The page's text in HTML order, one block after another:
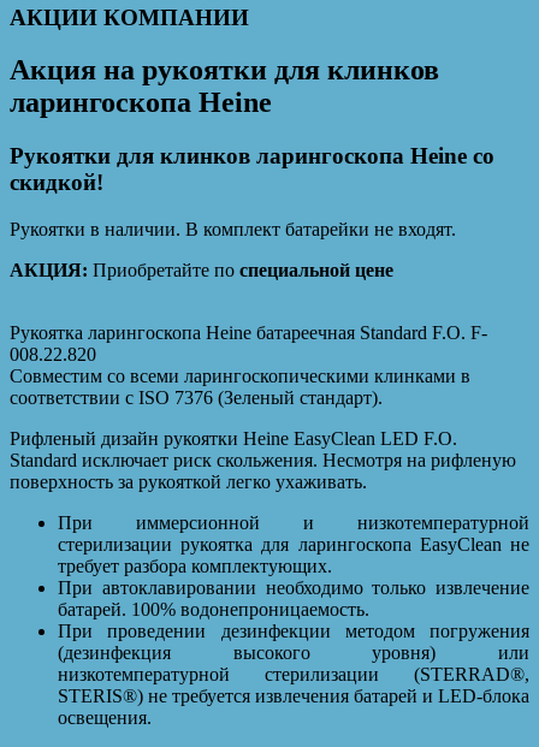
АКЦИИ КОМПАНИИ
Акция на рукоятки для клинков
ларингоскопа Heine
Рукоятки для клинков ларингоскопа Heine со
скидкой!
Рукоятки в наличии. В комплект батарейки не входят.
АКЦИЯ: Приобретайте по специальной цене
Рукоятка ларингоскопа Heine батареечная Standard F.O. F-
008.22.820
Совместим со всеми ларингоскопическими клинками в
соответствии с ISO 7376 (Зеленый стандарт).
Рифленый дизайн рукоятки Heine EasyClean LED F.O.
Standard исключает риск скольжения. Несмотря на рифленую
поверхность за рукояткой легко ухаживать.
При иммерсионной и низкотемпературной
стерилизации рукоятка для ларингоскопа EasyClean не
требует разбора комплектующих.
При автоклавировании необходимо только извлечение
батарей. 100% водонепроницаемость.
При проведении дезинфекции методом погружения
(дезинфекция высокого уровня) или
низкотемпературной стерилизации (STERRAD®,
STERIS®) не требуется извлечения батарей и LED-блока
освещения.